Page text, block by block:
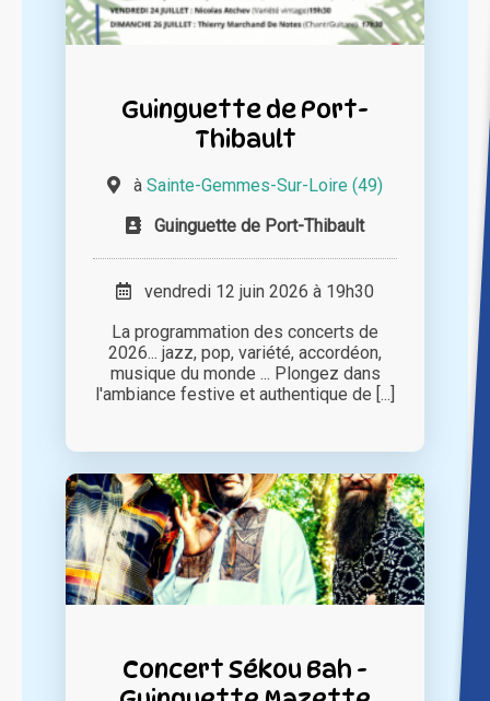
Guinguette de Port-
Thibault
à Sainte-Gemmes-Sur-Loire (49)
Guinguette de Port-Thibault
vendredi 12 juin 2026 à 19h30
La programmation des concerts de
2026... jazz, pop, variété, accordéon,
musique du monde ... Plongez dans
l'ambiance festive et authentique de [...]
Concert Sékou Bah -